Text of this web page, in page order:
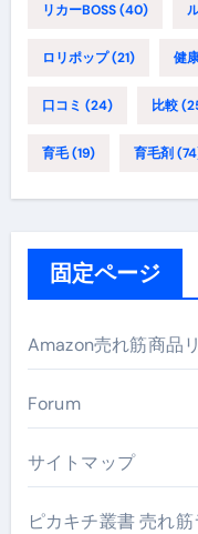
リカーBOSS(40)
ロリポップ(21) 健
口コミ (24) 比較
育毛(19) 育毛剤
固定ページ
Amazon売れ筋商品
Forum
サイトマップ
ピカキチ叢書 売れ